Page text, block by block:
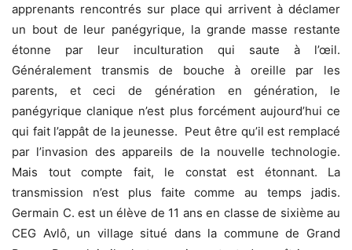
apprenants rencontrés sur place qui arrivent à déclamer
un bout de leur panégyrique, la grande masse restante
étonne par leur inculturation qui saute à l’œil.
Généralement transmis de bouche à oreille par les
parents, et ceci de génération en génération, le
panégyrique clanique n’est plus forcément aujourd’hui ce
qui fait l’appât de la jeunesse. Peut être qu’il est remplacé
par l’invasion des appareils de la nouvelle technologie.
Mais tout compte fait, le constat est étonnant. La
transmission n’est plus faite comme au temps jadis.
Germain C. est un élève de 11 ans en classe de sixième au
CEG Avlô, un village situé dans la commune de Grand